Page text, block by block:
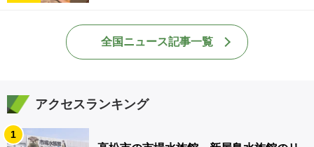
全国ニュース記事一覧
アクセスランキング
1